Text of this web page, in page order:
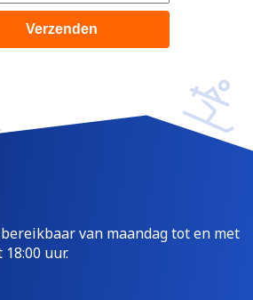
van maandag tot en met
uur.